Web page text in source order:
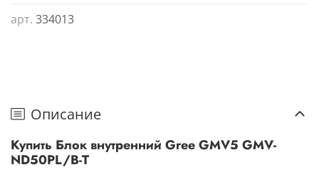
арт. 334013
Описание
Купить Блок внутренний Gree GMV5 GMV-
ND50PL/B-T